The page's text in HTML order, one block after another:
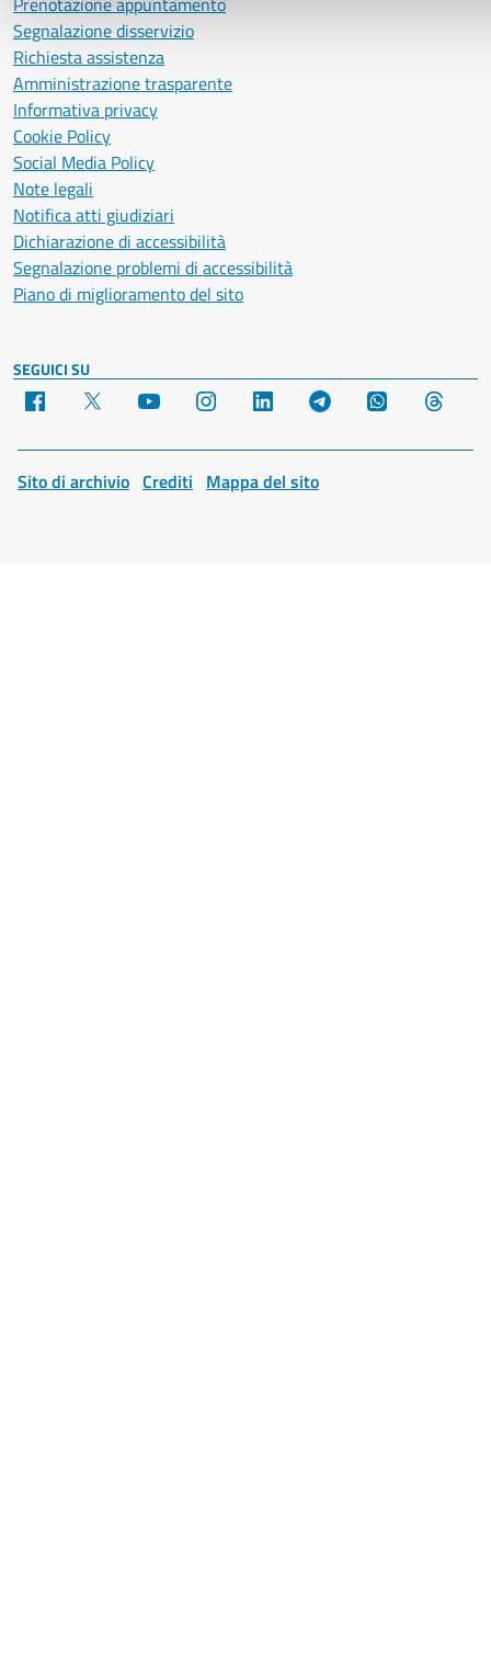
Segnalazione disservizio
Richiesta assistenza
Amministrazione trasparente
Informativa privacy
Cookie Policy
Social Media Policy
Note legali
Notifica atti giudiziari
Dichiarazione di accessibilità
Segnalazione problemi di accessibilità
Piano di miglioramento del sito
SEGUICI SU
Facebook YouTube Instagram LinkedIn Telegram WhatsApp
Sito di archivio Crediti Mappa del sito